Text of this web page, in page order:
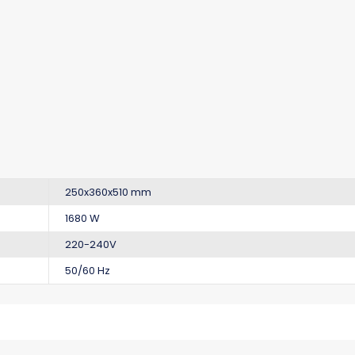
250x360x510 mm
1680 W
220-240V
50/60 Hz